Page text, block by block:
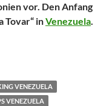
vor. Den Anfang
Tovar“ inVenezuela.
Tovar in Venezuela
VENEZUELA
VENEZUELA